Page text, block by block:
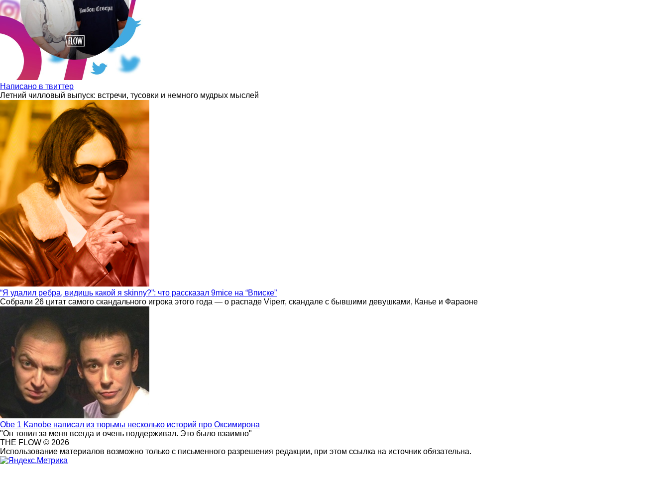
Написано в твиттер
Летний чилловый выпуск: встречи, тусовки и немного мудрых мыслей
“Я удалил ребра, видишь какой я skinny?”: что рассказал 9mice на “Вписке”
Собрали 26 цитат самого скандального игрока этого года — о распаде Viperr, скандале с бывшими девушками, Канье и Фараоне
Obe 1 Kanobe написал из тюрьмы несколько историй про Оксимирона
"Он топил за меня всегда и очень поддерживал. Это было взаимно"
THE FLOW © 2026
Использование материалов возможно только с письменного разрешения редакции, при этом ссылка на источник обязательна.